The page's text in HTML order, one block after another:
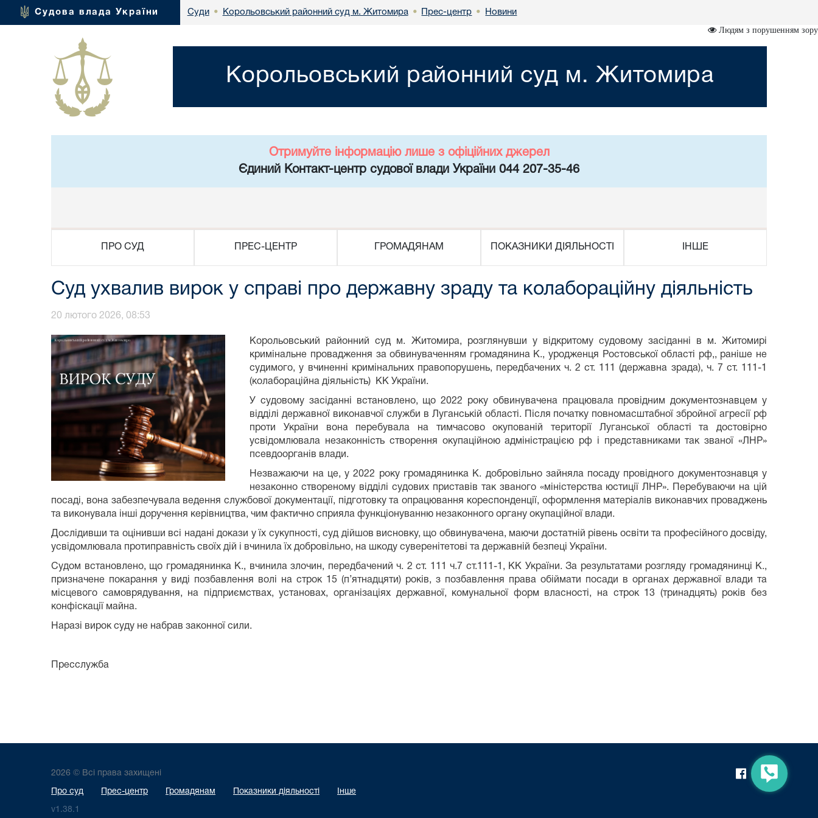
Судова влада України Суди • Корольовський районний суд м. Житомира • Прес-центр • Новини
Людям з порушенням зору
Корольовський районний суд м. Житомира
Отримуйте інформацію лише з офіційних джерел
Єдиний Контакт-центр судової влади України 044 207-35-46
ПРО СУД ПРЕС-ЦЕНТР ГРОМАДЯНАМ ПОКАЗНИКИ ДІЯЛЬНОСТІ ІНШЕ
Суд ухвалив вирок у справі про державну зраду та колабораційну діяльність
20 лютого 2026, 08:53
Корольовський районний суд м. Житомира, розглянувши у відкритому судовому засіданні в м. Житомирі
кримінальне провадження за обвинуваченням громадянина К., уродженця Ростовської області рф,, раніше не
судимого, у вчиненні кримінальних правопорушень, передбачених ч. 2 ст. 111 (державна зрада), ч. 7 ст. 111-1
(колабораційна діяльність) КК України.
У судовому засіданні встановлено, що 2022 року обвинувачена працювала провідним документознавцем у
відділі державної виконавчої служби в Луганській області. Після початку повномасштабної збройної агресії рф
проти України вона перебувала на тимчасово окупованій території Луганської області та достовірно
усвідомлювала незаконність створення окупаційною адміністрацією рф і представниками так званої «ЛНР»
псевдоорганів влади.
Незважаючи на це, у 2022 року громадянинка К. добровільно зайняла посаду провідного документознавця у
незаконно створеному відділі судових приставів так званого «міністерства юстиції ЛНР». Перебуваючи на цій
посаді, вона забезпечувала ведення службової документації, підготовку та опрацювання кореспонденції, оформлення матеріалів виконавчих проваджень
та виконувала інші доручення керівництва, чим фактично сприяла функціонуванню незаконного органу окупаційної влади.
Дослідивши та оцінивши всі надані докази у їх сукупності, суд дійшов висновку, що обвинувачена, маючи достатній рівень освіти та професійного досвіду,
усвідомлювала протиправність своїх дій і вчинила їх добровільно, на шкоду суверенітетові та державній безпеці України.
Судом встановлено, що громадянинка К., вчинила злочин, передбачений ч. 2 ст. 111 ч.7 ст.111-1, КК України. За результатами розгляду громадянинці К.,
призначене покарання у виді позбавлення волі на строк 15 (п’ятнадцяти) років, з позбавлення права обіймати посади в органах державної влади та
місцевого самоврядування, на підприємствах, установах, організаціях державної, комунальної форм власності, на строк 13 (тринадцять) років без
конфіскації майна.
Наразі вирок суду не набрав законної сили.
Пресслужба
2026 © Всі права захищені
Про суд Прес-центр Громадянам Показники діяльності Інше
v1.38.1